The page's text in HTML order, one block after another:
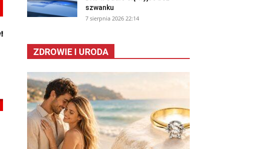
szwanku
7 sierpnia 2026 22:14
ZDROWIE I URODA